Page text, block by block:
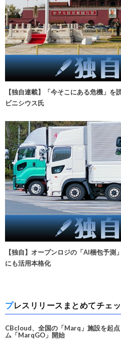
【独自連載】「今そこにある危機」
ビニシウス氏
【独自】オープンロジの「AI梱包予
にも活用本格化
プレスリリースまとめてチェ
CBcloud、全国の「Marq」施設を起
ム「MarqGO」開始